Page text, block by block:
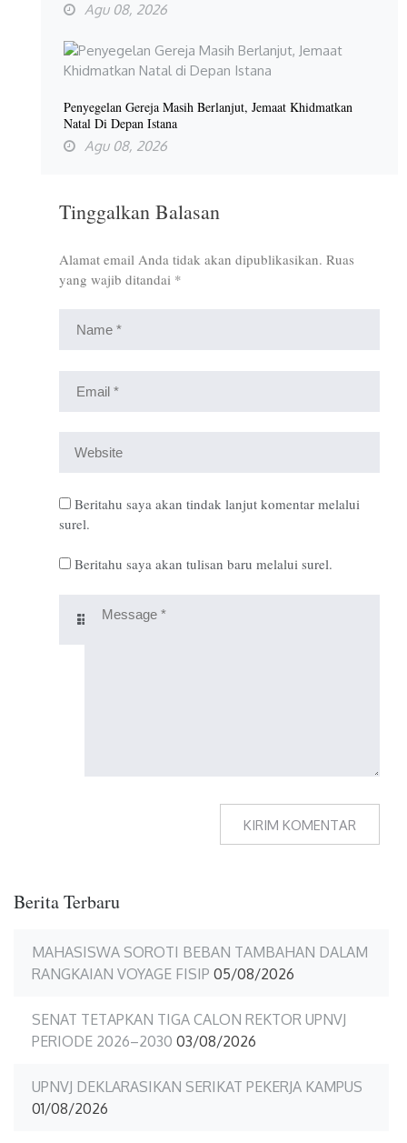
Agu 08, 2026
Penyegelan Gereja Masih Berlanjut, Jemaat Khidmatkan
Natal Di Depan Istana
Agu 08, 2026
Tinggalkan Balasan
Alamat email Anda tidak akan dipublikasikan. Ruas
yang wajib ditandai *
Beritahu saya akan tindak lanjut komentar melalui
surel.
Beritahu saya akan tulisan baru melalui surel.
Berita Terbaru
MAHASISWA SOROTI BEBAN TAMBAHAN DALAM
RANGKAIAN VOYAGE FISIP 05/08/2026
SENAT TETAPKAN TIGA CALON REKTOR UPNVJ
PERIODE 2026–2030 03/08/2026
UPNVJ DEKLARASIKAN SERIKAT PEKERJA KAMPUS
01/08/2026